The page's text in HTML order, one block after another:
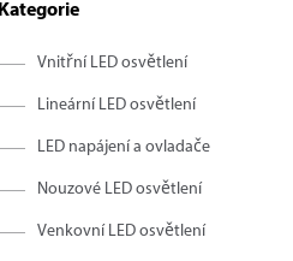
Kategorie
Vnitřní LED osvětlení
Lineární LED osvětlení
LED napájení a ovladače
Nouzové LED osvětlení
Venkovní LED osvětlení